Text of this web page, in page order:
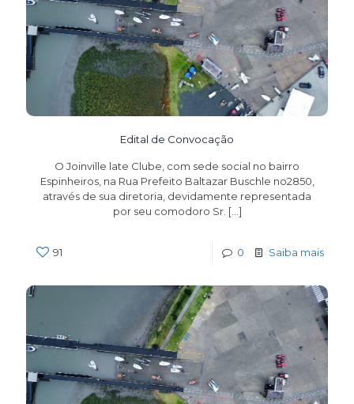
Edital de Convocação
O Joinville late Clube, com sede social no bairro
Espinheiros, na Rua Prefeito Baltazar Buschle no2850,
através de sua diretoria, devidamente representada
por seu comodoro Sr. […]
91 0 Saiba mais